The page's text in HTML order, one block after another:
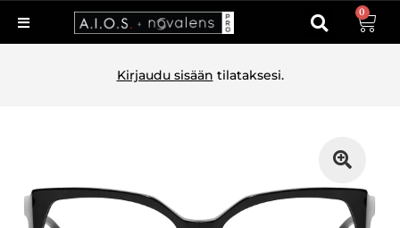
0
Kirjaudu sisään tilataksesi.